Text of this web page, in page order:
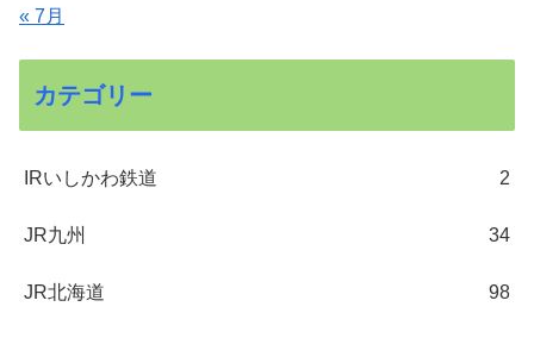
« 7月
カテゴリー
IRいしかわ鉄道 2
JR九州 34
JR北海道 98